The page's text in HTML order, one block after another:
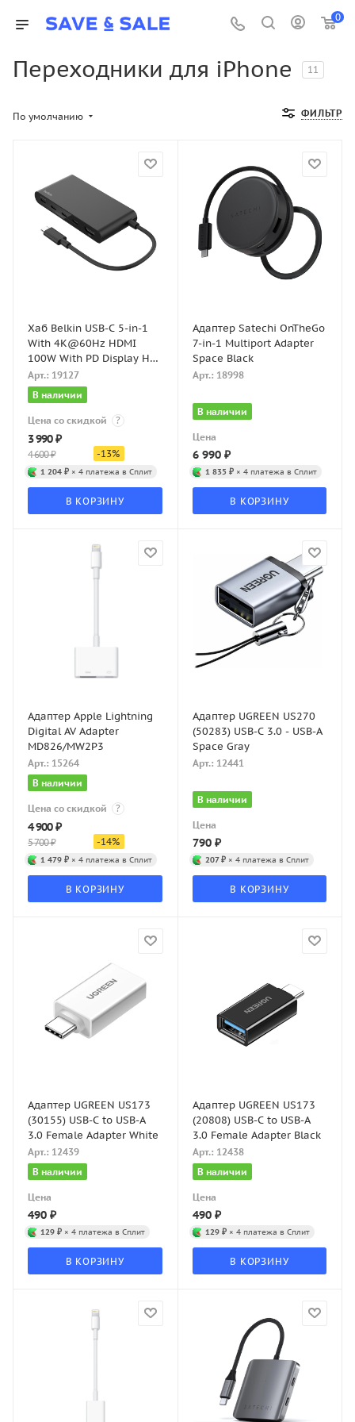
0
Переходники для iPhone 11
ФИЛЬТР
По умолчанию
Хаб Belkin USB-C 5-in-1
With 4K@60Hz HDMI
100W With PD Display Hub
Черный
Арт.: 19127
В наличии
Цена со скидкой ?
3 990₽
4 600₽ -13%
1 204 ₽ × 4 платежа в Сплит
В КОРЗИНУ
Адаптер Satechi OnTheGo
7-in-1 Multiport Adapter
Space Black
Арт.: 18998
В наличии
Цена
6 990₽
1 835 ₽× 4 платежа в Сплит
В КОРЗИНУ
Адаптер Apple Lightning
Digital AV Adapter
MD826/MW2P3
Арт.: 15264
В наличии
Цена со скидкой ?
4 900₽
5 700₽ -14%
1 479 ₽ × 4 платежа в Сплит
В КОРЗИНУ
Адаптер UGREEN US270
(50283) USB-C 3.0 - USB-A
Space Gray
Арт.: 12441
В наличии
Цена
790₽
207 ₽× 4 платежа в Сплит
В КОРЗИНУ
Адаптер UGREEN US173
(30155) USB-C to USB-A
3.0 Female Adapter White
Арт.: 12439
В наличии
Цена
490 ₽
129 ₽ × 4 платежа в Сплит
В КОРЗИНУ
Адаптер UGREEN US173
(20808) USB-C to USB-A
3.0 Female Adapter Black
Арт.: 12438
В наличии
Цена
490₽
129 ₽× 4 платежа в Сплит
В КОРЗИНУ